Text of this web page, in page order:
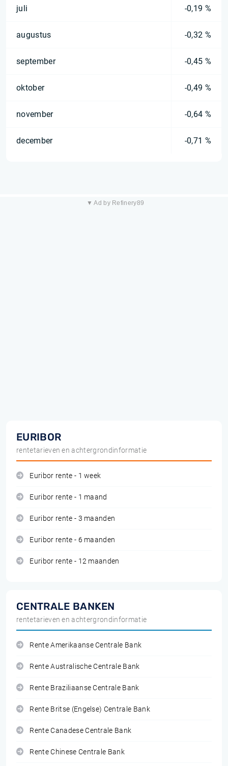
juli -0,19 %
augustus -0,32 %
september -0,45 %
oktober -0,49 %
november -0,64 %
december -0,71 %
▼ Ad by Refinery89
EURIBOR
rentetarieven en achtergrondinformatie
Euribor rente - 1 week
Euribor rente - 1 maand
Euribor rente - 3 maanden
Euribor rente - 6 maanden
Euribor rente - 12 maanden
CENTRALE BANKEN
rentetarieven en achtergrondinformatie
Rente Amerikaanse Centrale Bank
Rente Australische Centrale Bank
Rente Braziliaanse Centrale Bank
Rente Britse (Engelse) Centrale Bank
Rente Canadese Centrale Bank
Rente Chinese Centrale Bank